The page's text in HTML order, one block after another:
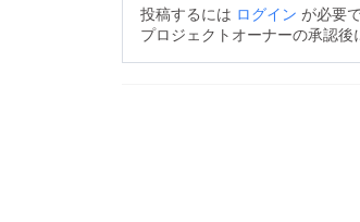
投稿するには ログイン が必要で
プロジェクトオーナーの承認後